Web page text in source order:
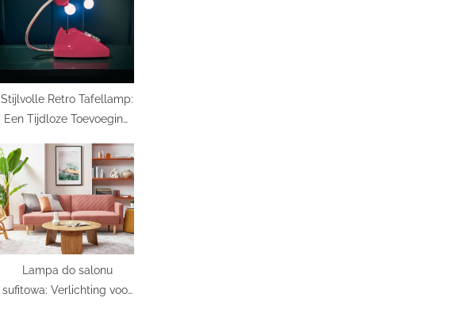
Stijlvolle Retro Tafellamp:
Een Tijdloze Toevoeging
Lampa do salonu
sufitowa: Verlichting voor